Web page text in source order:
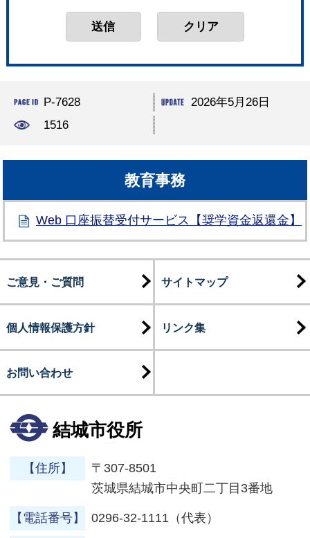
P-7628
2026年5月26日
1516
教育事務
Web 口座振替受付サービス【奨学資金返還金】
ご意見・ご質問 サイトマップ
個人情報保護方針 リンク集
お問い合わせ
結城市役所
【住所】
〒307-8501
茨城県結城市中央町二丁目3番地
【電話番号】 0296-32-1111（代表）